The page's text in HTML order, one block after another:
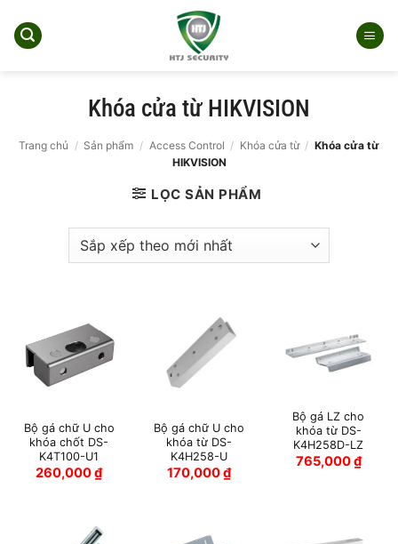
qua
Khóa cửa từ HIKVISION
Trang chủ / Sản phẩm / Access Control / Khóa cửa từ / Khóa cửa từ
HIKVISION
LỌC SẢN PHẨM
Bộ gá chữ U cho
khóa chốt DS-
K4T100-U1
260,000₫
Bộ gá chữ U cho
khóa từ DS-
K4H258-U
170,000₫
Bộ gá LZ cho
khóa từ DS-
K4H258D-LZ
765,000₫